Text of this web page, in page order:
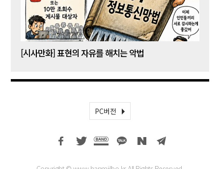
[시사만화] 표현의 자유를 해치는 악법
PC버전